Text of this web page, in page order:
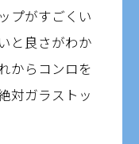
プがすごくい
と良さがわか
からコンロを
対ガラストッ